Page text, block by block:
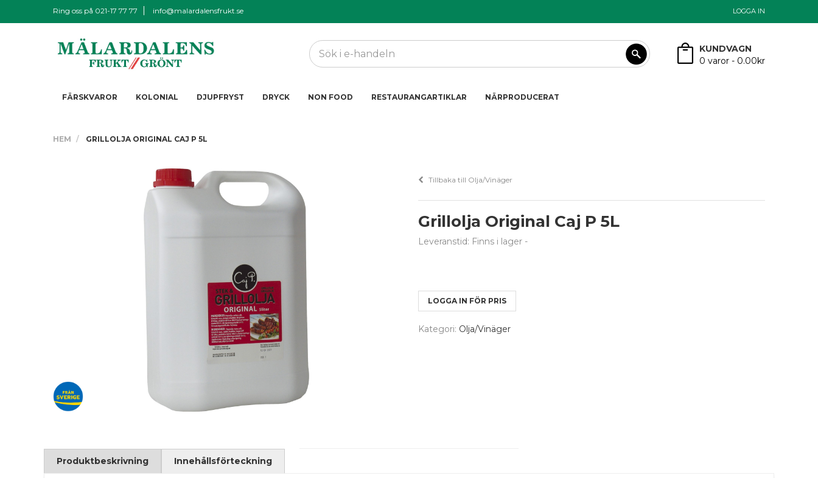
Ring oss på 021-17 77 77 info@malardalensfrukt.se LOGGA IN
KUNDVAGN
0 varor - 0.00kr
FÄRSKVAROR KOLONIAL DJUPFRYST DRYCK NON FOOD RESTAURANGARTIKLAR NÄRPRODUCERAT
HEM GRILLOLJA ORIGINAL CAJ P 5L
Tillbaka till Olja/Vinäger
Grillolja Original Caj P 5L
Leveranstid: Finns i lager -
LOGGA IN FÖR PRIS
Kategori: Olja/Vinäger
Produktbeskrivning Innehållsförteckning